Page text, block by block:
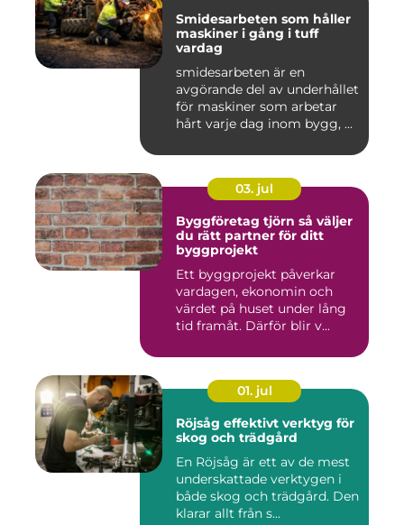
Smidesarbeten som håller
maskiner i gång i tuff
vardag
smidesarbeten är en
avgörande del av underhållet
för maskiner som arbetar
hårt varje dag inom bygg, ...
03. jul
Byggföretag tjörn så väljer
du rätt partner för ditt
byggprojekt
Ett byggprojekt påverkar
vardagen, ekonomin och
värdet på huset under lång
tid framåt. Därför blir v...
01. jul
Röjsåg effektivt verktyg för
skog och trädgård
En Röjsåg är ett av de mest
underskattade verktygen i
både skog och trädgård. Den
klarar allt från s...